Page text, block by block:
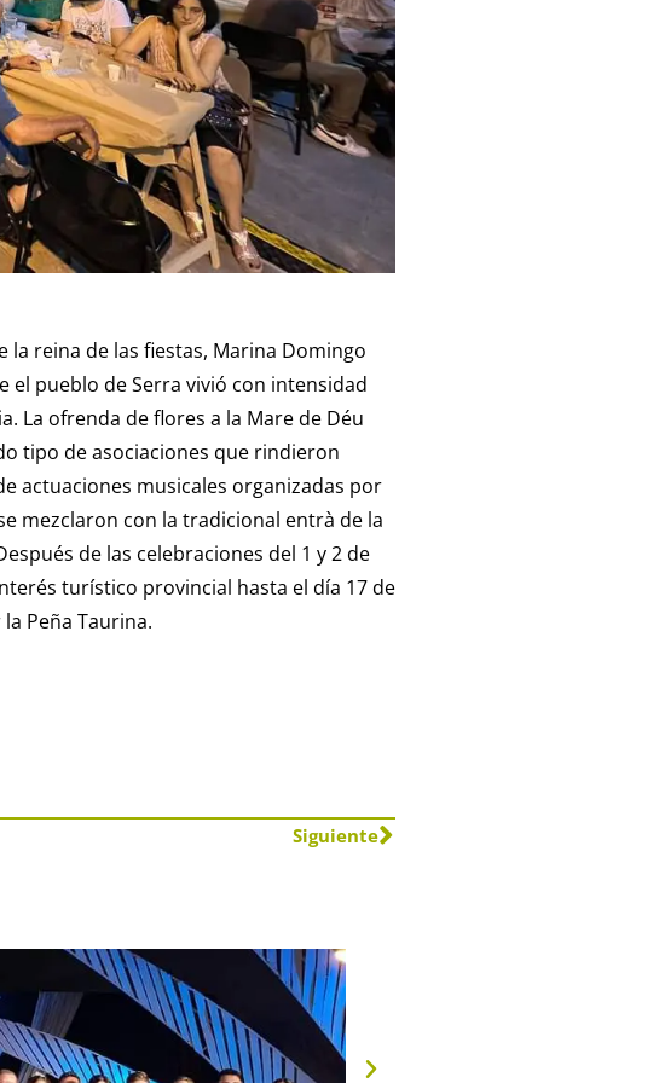
la reina de las fiestas, Marina Domingo
el pueblo de Serra vivió con intensidad
La ofrenda de flores a la Mare de Déu
tipo de asociaciones que rindieron
actuaciones musicales organizadas por
mezclaron con la tradicional entrà de la
de las celebraciones del 1 y 2 de
turístico provincial hasta el día 17 de
Peña Taurina.
Siguiente